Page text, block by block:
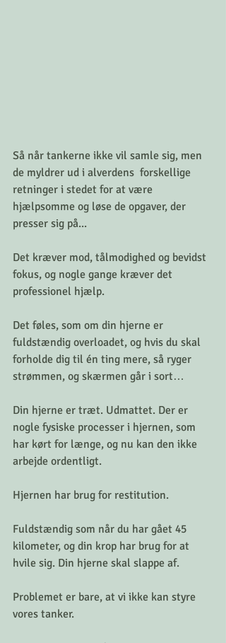
Så når tankerne ikke vil samle sig, men
de myldrer ud i alverdens  forskellige
retninger i stedet for at være
hjælpsomme og løse de opgaver, der
presser sig på...
Det kræver mod, tålmodighed og bevidst
fokus, og nogle gange kræver det
professionel hjælp.
Det føles, som om din hjerne er
fuldstændig overloadet, og hvis du skal
forholde dig til én ting mere, så ryger
strømmen, og skærmen går i sort…
Din hjerne er træt. Udmattet. Der er
nogle fysiske processer i hjernen, som
har kørt for længe, og nu kan den ikke
arbejde ordentligt.
Hjernen har brug for restitution.
Fuldstændig som når du har gået 45
kilometer, og din krop har brug for at
hvile sig. Din hjerne skal slappe af.
Problemet er bare, at vi ikke kan styre
vores tanker.